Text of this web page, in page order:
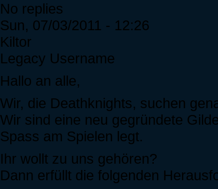
No replies
Sun, 07/03/2011 - 12:26
Kiltor
Legacy Username
Hallo an alle,
Wir, die Deathknights, suchen
Wir sind eine neu gegründete
Spass am Spielen legt.
Ihr wollt zu uns gehören?
Dann erfüllt die folgenden